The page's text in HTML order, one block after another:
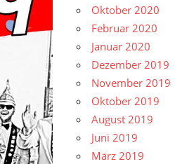
Oktober 2020
Februar 2020
Januar 2020
Dezember 2019
November 2019
Oktober 2019
August 2019
Juni 2019
März 2019